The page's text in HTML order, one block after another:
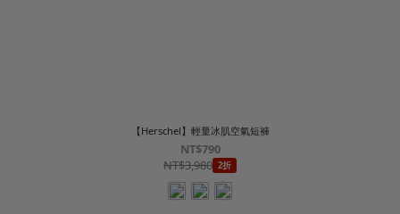
【Herschel】輕量冰肌空氣短褲
NT$790
NT$3,980 2折